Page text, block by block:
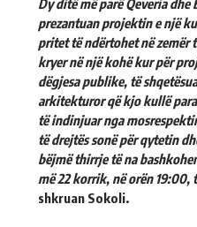
prezantuan projektin e një
pritet të ndërtohet në zemër
kryer në një kohë kur për
dëgjesa publike, të
arkitekturor që kjo kullë
të indinjuar nga
të drejtës sonë për qytetin
bëjmë thirrje të na
më 22 korrik, në orën 19:00,
shkruan Sokoli.